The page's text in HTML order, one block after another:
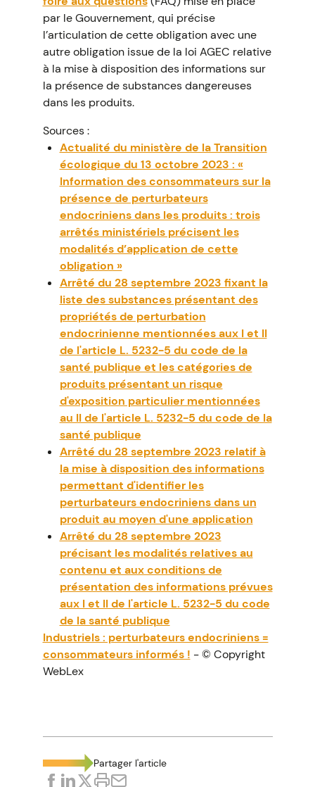
par le Gouvernement, qui précise
l’articulation de cette obligation avec une
autre obligation issue de la loi AGEC relative
à la mise à disposition des informations sur
la présence de substances dangereuses
dans les produits.
Sources :
Actualité du ministère de la Transition
écologique du 13 octobre 2023 : «
Information des consommateurs sur la
présence de perturbateurs
endocriniens dans les produits : trois
arrêtés ministériels précisent les
modalités d’application de cette
obligation »
Arrêté du 28 septembre 2023 fixant la
liste des substances présentant des
propriétés de perturbation
endocrinienne mentionnées aux I et II
de l'article L. 5232-5 du code de la
santé publique et les catégories de
produits présentant un risque
d'exposition particulier mentionnées
au II de l'article L. 5232-5 du code de la
santé publique
Arrêté du 28 septembre 2023 relatif à
la mise à disposition des informations
permettant d'identifier les
perturbateurs endocriniens dans un
produit au moyen d'une application
Arrêté du 28 septembre 2023
précisant les modalités relatives au
contenu et aux conditions de
présentation des informations prévues
aux I et II de l'article L. 5232-5 du code
de la santé publique
Industriels : perturbateurs endocriniens =
consommateurs informés ! - © Copyright
WebLex
Partager l'article